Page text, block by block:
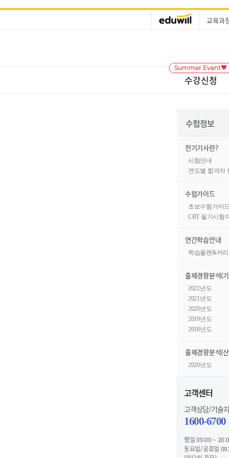
교육과
수강신청
Summer Event♥
수험정보
전기기사란?
시험안내
연도별 합격자
수험가이드
초보수험가이
CBT 필기시험
연간학습안내
학습플랜&커
출제경향분석(
2022년도
2021년도
2020년도
2019년도
2018년도
출제경향분석(
2020년도
고객센터
고객상담/기술
1600-6700
평일 09:00 ~
토요일/공휴일